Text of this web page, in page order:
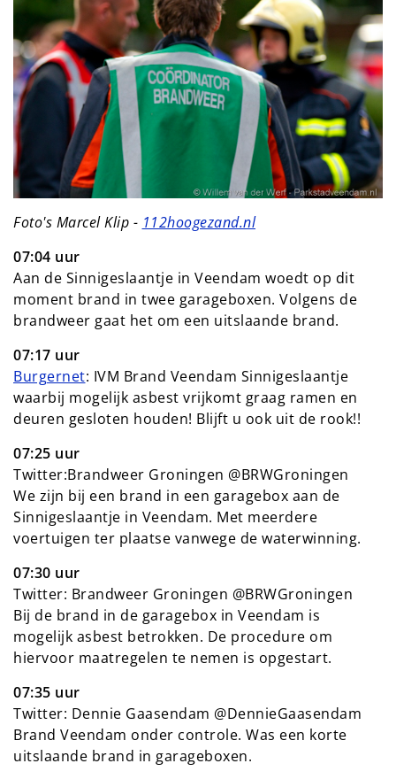
Foto's Marcel Klip - 112hoogezand.nl
07:04 uur
Aan de Sinnigeslaantje in Veendam woedt op dit
moment brand in twee garageboxen. Volgens de
brandweer gaat het om een uitslaande brand.
07:17 uur
Burgernet: IVM Brand Veendam Sinnigeslaantje
waarbij mogelijk asbest vrijkomt graag ramen en
deuren gesloten houden! Blijft u ook uit de rook!!
07:25 uur
Twitter:Brandweer Groningen @BRWGroningen
We zijn bij een brand in een garagebox aan de
Sinnigeslaantje in Veendam. Met meerdere
voertuigen ter plaatse vanwege de waterwinning.
07:30 uur
Twitter: Brandweer Groningen @BRWGroningen
Bij de brand in de garagebox in Veendam is
mogelijk asbest betrokken. De procedure om
hiervoor maatregelen te nemen is opgestart.
07:35 uur
Twitter: Dennie Gaasendam @DennieGaasendam
Brand Veendam onder controle. Was een korte
uitslaande brand in garageboxen.